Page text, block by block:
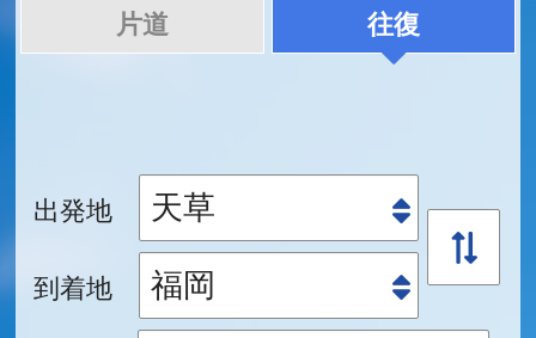
片道 往復
出発地
到着地